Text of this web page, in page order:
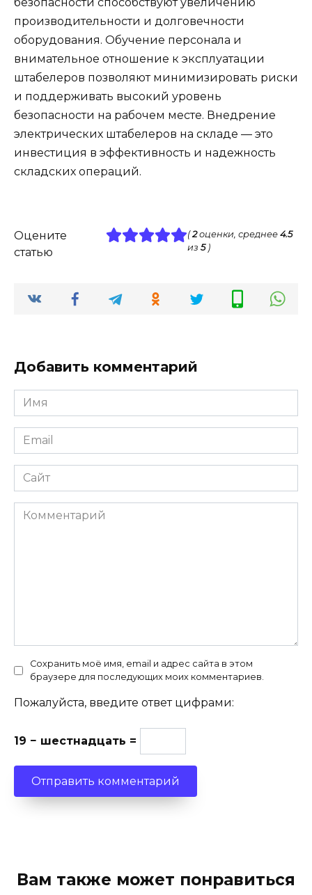
производительности и долговечности
оборудования. Обучение персонала и
внимательное отношение к эксплуатации
штабелеров позволяют минимизировать риски
и поддерживать высокий уровень
безопасности на рабочем месте. Внедрение
электрических штабелеров на складе — это
инвестиция в эффективность и надежность
складских операций.
Оцените
статью
(2оценки, среднее 4.5
из 5)
Добавить комментарий
Имя
*
Email
*
Сайт
Комментарий
Сохранить моё имя, email и адрес сайта в этом
браузере для последующих моих комментариев.
Пожалуйста, введите ответ цифрами:
19 − шестнадцать =
Вам также может понравиться